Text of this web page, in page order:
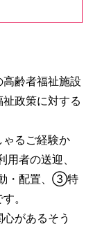
齢者福祉施設
政策に対する
ゃるご経験か
者の送迎、
・配置、③特
。
があるそう